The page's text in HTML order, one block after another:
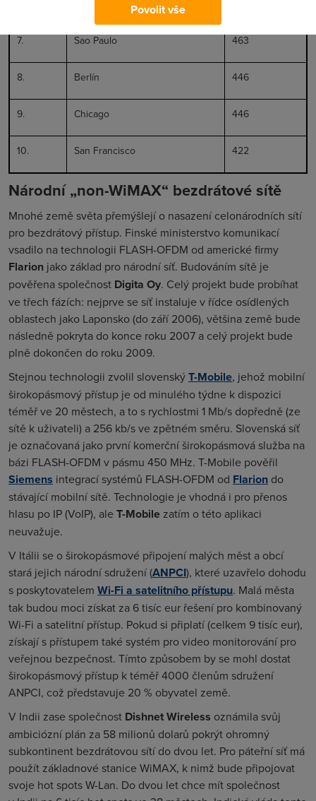
7. Sao Paulo 463
8. Berlín 446
9. Chicago 446
10. San Francisco 422
Národní „non-WiMAX“ bezdrátové sítě
Mnohé země světa přemýšlejí o nasazení celonárodních sítí
pro bezdrátový přístup. Finské ministerstvo komunikací
vsadilo na technologii FLASH-OFDM od americké firmy
Flarion jako základ pro národní síť. Budováním sítě je
pověřena společnost Digita Oy. Celý projekt bude probíhat
ve třech fázích: nejprve se síť instaluje v řídce osídlených
oblastech jako Laponsko (do září 2006), většina země bude
následně pokryta do konce roku 2007 a celý projekt bude
plně dokončen do roku 2009.
Stejnou technologii zvolil slovenskýT-Mobile, jehož mobilní
širokopásmový přístup je od minulého týdne k dispozici
téměř ve 20 městech, a to s rychlostmi 1 Mb/s dopředně (ze
sítě k uživateli) a 256 kb/s ve zpětném směru. Slovenská síť
je označovaná jako první komerční širokopásmová služba na
bázi FLASH-OFDM v pásmu 450 MHz. T-Mobile pověřil
Siemens integrací systémů FLASH-OFDM od Flarion do
stávající mobilní sítě. Technologie je vhodná i pro přenos
hlasu po IP (VoIP), ale T-Mobile zatím o této aplikaci
neuvažuje.
V Itálii se o širokopásmové připojení malých měst a obcí
stará jejich národní sdružení (ANPCI), které uzavřelo dohodu
s poskytovatelem Wi-Fi a satelitního přístupu. Malá města
tak budou moci získat za 6 tisíc eur řešení pro kombinovaný
Wi-Fi a satelitní přístup. Pokud si připlatí (celkem 9 tisíc eur),
získají s přístupem také systém pro video monitorování pro
veřejnou bezpečnost. Tímto způsobem by se mohl dostat
širokopásmový přístup k téměř 4000 členům sdružení
ANPCI, což představuje 20 % obyvatel země.
V Indii zase společnost Dishnet Wireless oznámila svůj
ambiciózní plán za 58 milionů dolarů pokrýt ohromný
subkontinent bezdrátovou sítí do dvou let. Pro páteřní síť má
použít základnové stanice WiMAX, k nimž bude připojovat
svoje hot spotsW-Lan. Do dvou let chce mít společnost
Povolit vše